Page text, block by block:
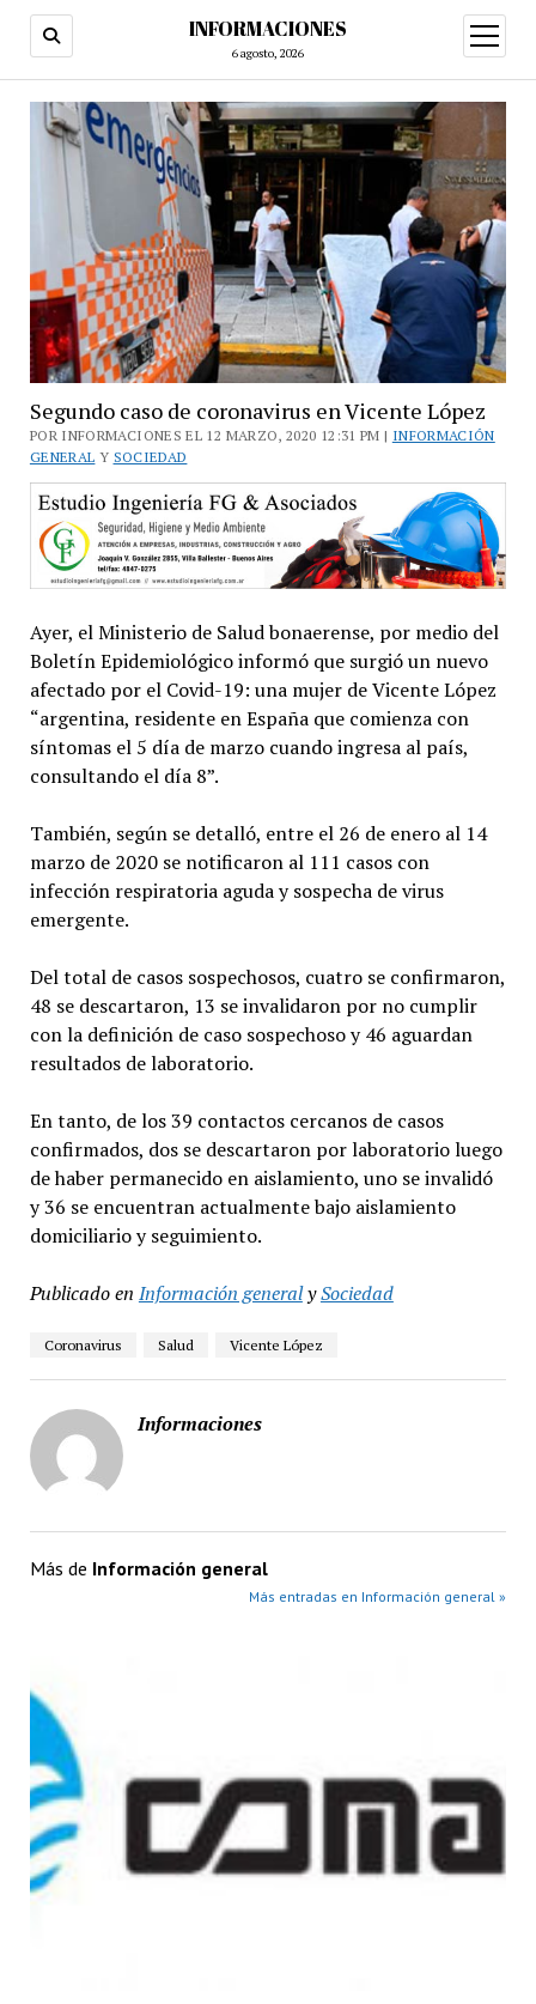
INFORMACIONES
6 agosto, 2026
abrir
menú
Segundo caso de coronavirus en Vicente López
POR INFORMACIONES EL 12 MARZO, 2020 12:31 PM | INFORMACIÓN
GENERAL Y SOCIEDAD
Ayer, el Ministerio de Salud bonaerense, por medio del
Boletín Epidemiológico informó que surgió un nuevo
afectado por el Covid-19: una mujer de Vicente López
“argentina, residente en España que comienza con
síntomas el 5 día de marzo cuando ingresa al país,
consultando el día 8”.
También, según se detalló, entre el 26 de enero al 14
marzo de 2020 se notificaron al 111 casos con
infección respiratoria aguda y sospecha de virus
emergente.
Del total de casos sospechosos, cuatro se confirmaron,
48 se descartaron, 13 se invalidaron por no cumplir
con la definición de caso sospechoso y 46 aguardan
resultados de laboratorio.
En tanto, de los 39 contactos cercanos de casos
confirmados, dos se descartaron por laboratorio luego
de haber permanecido en aislamiento, uno se invalidó
y 36 se encuentran actualmente bajo aislamiento
domiciliario y seguimiento.
Publicado en Información generalySociedad
Coronavirus Salud Vicente López
Informaciones
Más de Información general
Más entradas en Información general »